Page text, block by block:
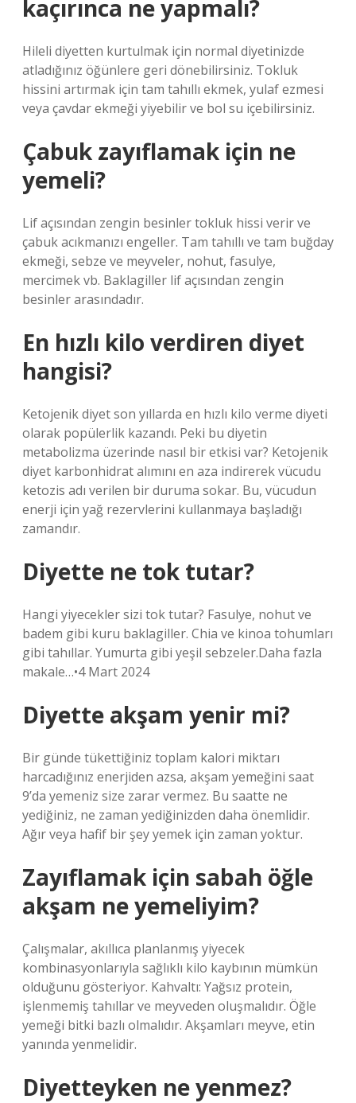
kaçırınca ne yapmalı?
Hileli diyetten kurtulmak için normal diyetinizde
atladığınız öğünlere geri dönebilirsiniz. Tokluk
hissini artırmak için tam tahıllı ekmek, yulaf ezmesi
veya çavdar ekmeği yiyebilir ve bol su içebilirsiniz.
Çabuk zayıflamak için ne
yemeli?
Lif açısından zengin besinler tokluk hissi verir ve
çabuk acıkmanızı engeller. Tam tahıllı ve tam buğday
ekmeği, sebze ve meyveler, nohut, fasulye,
mercimek vb. Baklagiller lif açısından zengin
besinler arasındadır.
En hızlı kilo verdiren diyet
hangisi?
Ketojenik diyet son yıllarda en hızlı kilo verme diyeti
olarak popülerlik kazandı. Peki bu diyetin
metabolizma üzerinde nasıl bir etkisi var? Ketojenik
diyet karbonhidrat alımını en aza indirerek vücudu
ketozis adı verilen bir duruma sokar. Bu, vücudun
enerji için yağ rezervlerini kullanmaya başladığı
zamandır.
Diyette ne tok tutar?
Hangi yiyecekler sizi tok tutar? Fasulye, nohut ve
badem gibi kuru baklagiller. Chia ve kinoa tohumları
gibi tahıllar. Yumurta gibi yeşil sebzeler.Daha fazla
makale…•4 Mart 2024
Diyette akşam yenir mi?
Bir günde tükettiğiniz toplam kalori miktarı
harcadığınız enerjiden azsa, akşam yemeğini saat
9’da yemeniz size zarar vermez. Bu saatte ne
yediğiniz, ne zaman yediğinizden daha önemlidir.
Ağır veya hafif bir şey yemek için zaman yoktur.
Zayıflamak için sabah öğle
akşam ne yemeliyim?
Çalışmalar, akıllıca planlanmış yiyecek
kombinasyonlarıyla sağlıklı kilo kaybının mümkün
olduğunu gösteriyor. Kahvaltı: Yağsız protein,
işlenmemiş tahıllar ve meyveden oluşmalıdır. Öğle
yemeği bitki bazlı olmalıdır. Akşamları meyve, etin
yanında yenmelidir.
Diyetteyken ne yenmez?